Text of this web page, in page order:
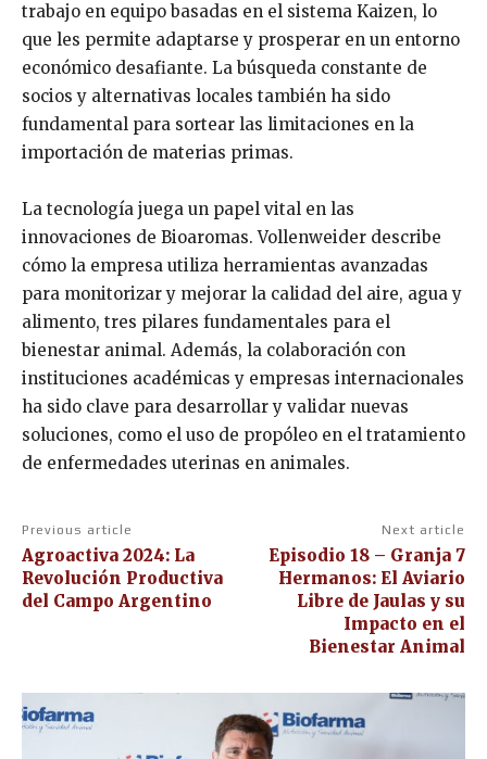
trabajo en equipo basadas en el sistema Kaizen, lo
que les permite adaptarse y prosperar en un entorno
económico desafiante. La búsqueda constante de
socios y alternativas locales también ha sido
fundamental para sortear las limitaciones en la
importación de materias primas.
La tecnología juega un papel vital en las
innovaciones de Bioaromas. Vollenweider describe
cómo la empresa utiliza herramientas avanzadas
para monitorizar y mejorar la calidad del aire, agua y
alimento, tres pilares fundamentales para el
bienestar animal. Además, la colaboración con
instituciones académicas y empresas internacionales
ha sido clave para desarrollar y validar nuevas
soluciones, como el uso de propóleo en el tratamiento
de enfermedades uterinas en animales.
Previous article
Agroactiva 2024: La
Revolución Productiva
del Campo Argentino
Next article
Episodio 18 – Granja 7
Hermanos: El Aviario
Libre de Jaulas y su
Impacto en el
Bienestar Animal